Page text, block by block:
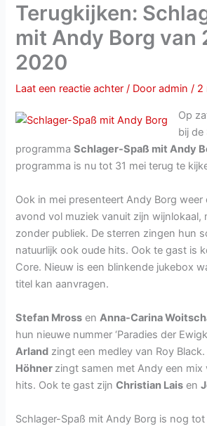
Terugkijken:
mit Andy Borg van
2020
Laat een reactie achter / Dooradmin/ 2
Op
bij de
programmaSchlager-Spaß mit Andy
programma is nu tot 31 mei terug te
Ook in mei presenteert Andy Borg weer
avond vol muziek vanuit zijn wijnlokaal,
zonder publiek. De sterren zingen hun
natuurlijk ook oude hits. Ook te gast is
Core. Nieuw is een blinkende jukebox
titel kan aanvragen.
Stefan Mross enAnna-Carina
hun nieuwe nummer ‘Paradies der
Arland zingt een medley van Roy
Höhner zingt samen met Andy een
hits. Ook te gast zijnChristian Lais en
Schlager-Spaß mit Andy Borg is nog